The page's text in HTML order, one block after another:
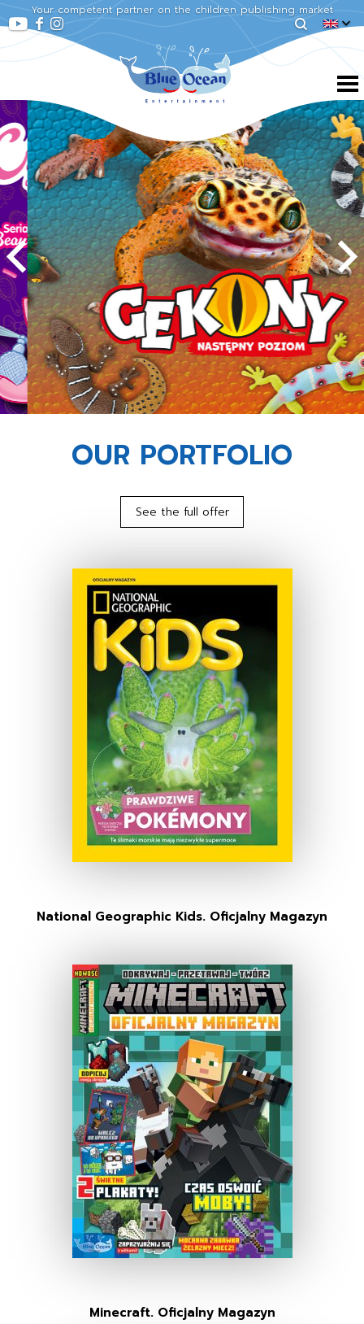
Your competent partner on the children publishing market
OUR PORTFOLIO
See the full offer
National Geographic Kids. Oficjalny Magazyn
Minecraft. Oficjalny Magazyn